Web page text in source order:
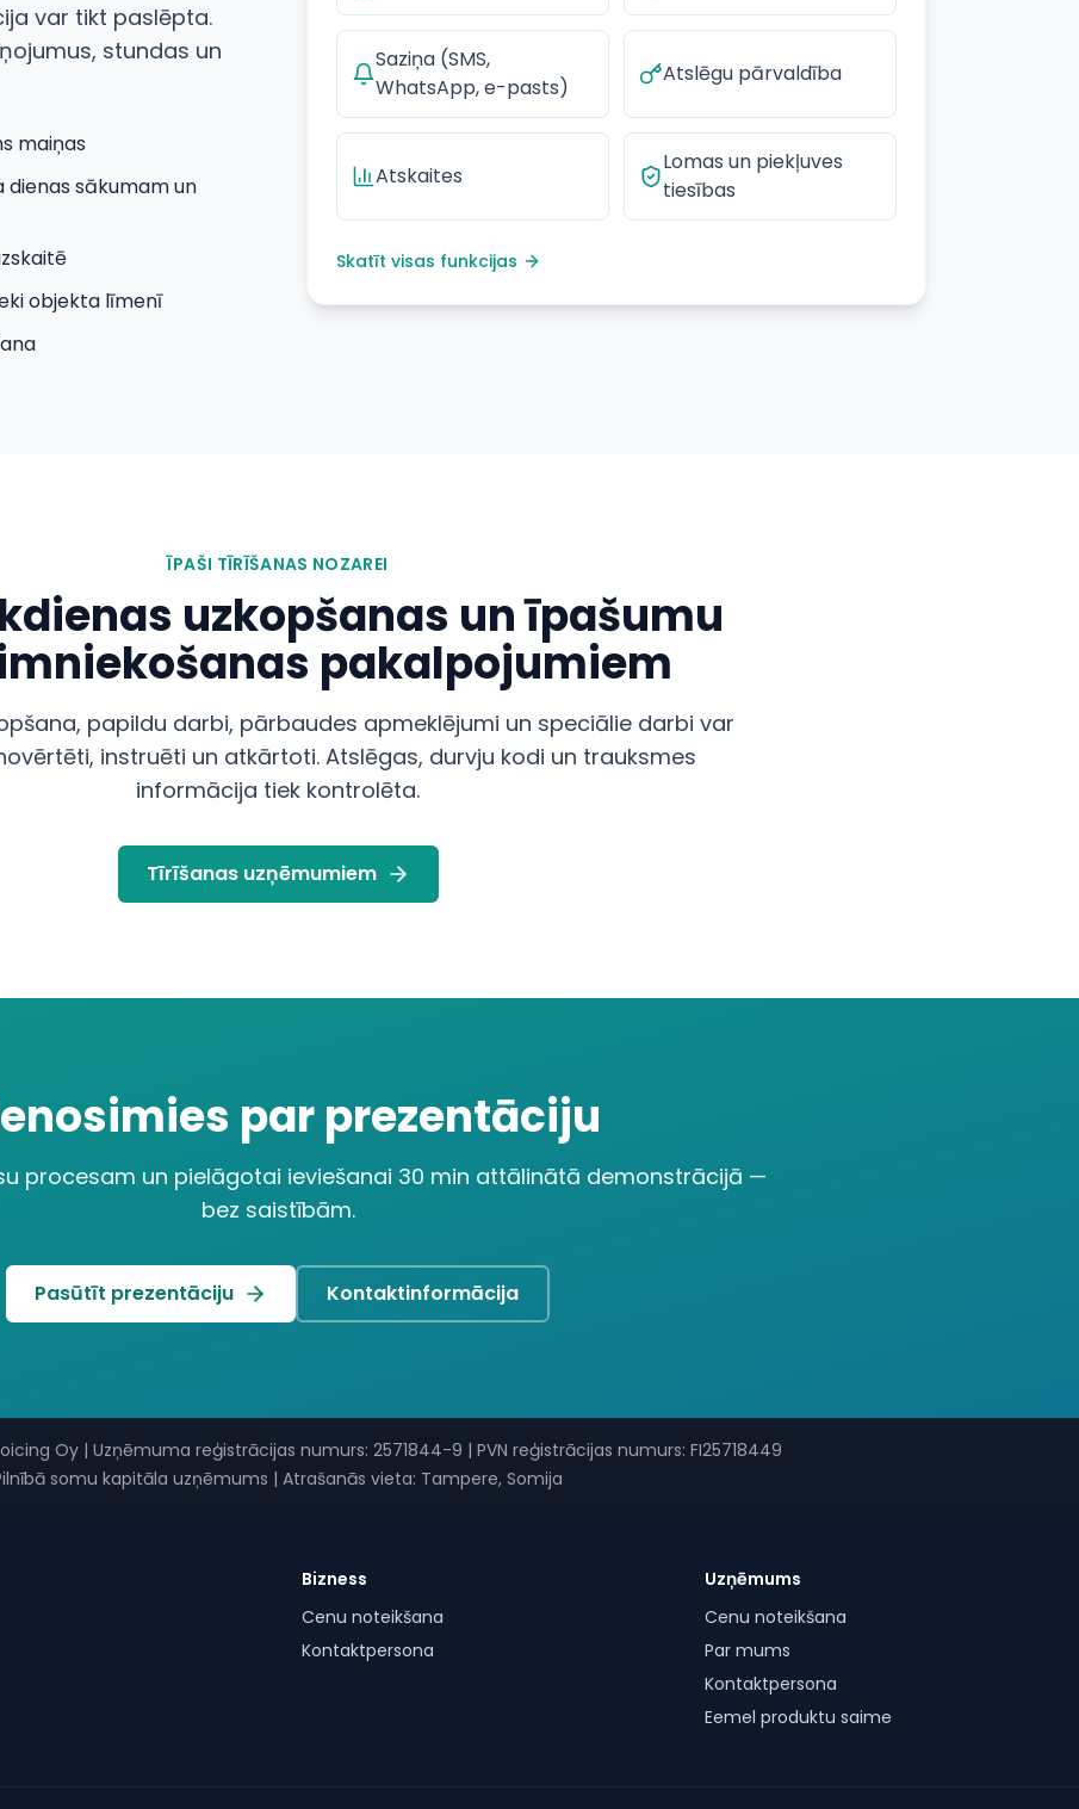
var tikt paslēpta.
stundas un
maiņas
sākumam un
objekta līmenī
Saziņa (SMS,
WhatsApp, e-pasts)
Atslēgu pārvaldība
Atskaites
Lomas un piekļuves
tiesības
Skatīt visas funkcijas
ĪPAŠI TĪRĪŠANAS NOZAREI
uzkopšanas un īpašumu
pakalpojumiem
papildu darbi, pārbaudes apmeklējumi un speciālie darbi var
instruēti un atkārtoti. Atslēgas, durvju kodi un trauksmes
informācija tiek kontrolēta.
Tīrīšanas uzņēmumiem
par prezentāciju
procesam un pielāgotai ieviešanai 30 min attālinātā demonstrācijā —
bez saistībām.
Pasūtīt prezentāciju Kontaktinformācija
Oy | Uzņēmuma reģistrācijas numurs: 2571844-9 | PVN reģistrācijas numurs: FI25718449
somu kapitāla uzņēmums | Atrašanās vieta: Tampere, Somija
Bizness
Cenu noteikšana
Kontaktpersona
Uzņēmums
Cenu noteikšana
Par mums
Kontaktpersona
Eemel produktu saime